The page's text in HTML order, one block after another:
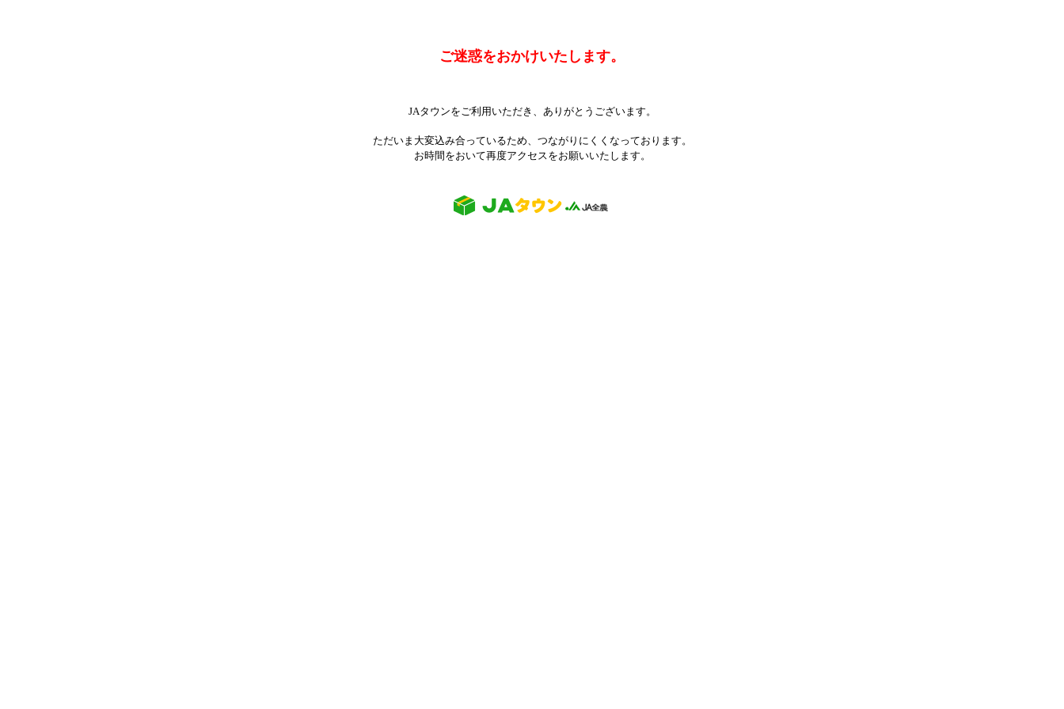
ご迷惑をおかけいたします。
JAタウンをご利用いただき、ありがとうございます。
ただいま大変込み合っているため、つながりにくくなっております。
お時間をおいて再度アクセスをお願いいたします。